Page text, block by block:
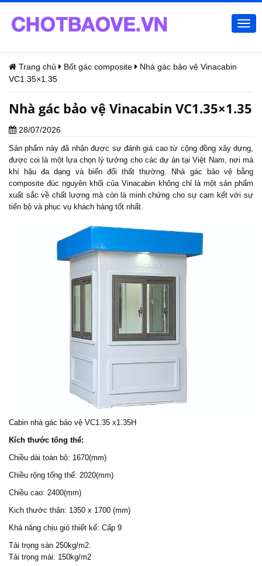
Trang chủ Bốt gác composite
Nhà gác bảo vệ Vinacabin
VC1.35×1.35
Nhà gác bảo vệ Vinacabin VC1.35×1.35
28/07/2026
Sản phẩm này đã nhận được sự đánh giá cao từ cộng đồng xây dựng,
được coi là một lựa chọn lý tưởng cho các dự án tại Việt Nam, nơi mà
khí hậu đa dạng và biến đổi thất thường.
Nhà gác bảo vệbằng
composite đúc nguyên khối của Vinacabin không chỉ là một sản phẩm
xuất sắc về chất lượng mà còn là minh chứng cho sự cam kết với sự
tiến bộ và phục vụ khách hàng tốt nhất.
Cabin nhà gác bảo vệ VC1.35 x1.35H
Kích thước tổng thể:
Chiều dài toàn bộ: 1670(mm)
Chiều rộng tổng thể: 2020(mm)
Chiều cao: 2400(mm)
Kich thước thân: 1350 x 1700 (mm)
Khả năng chịu gió thiết kế: Cấp 9
Tải trọng sàn 250kg/m2.
Tải trọng mái: 150kg/m2